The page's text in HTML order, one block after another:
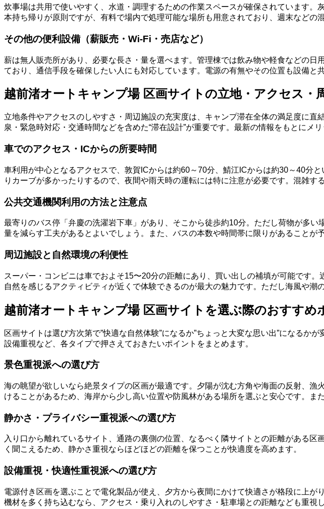
炊事場は共用で使いやすく、水道・調理するための作業スペースが確保されています
本持ち帰りが原則ですが、有料で場内で処理可能な場所も用意されており、週末などの
その他の便利設備（薪販売・Wi-Fi・売店など）
薪は無人販売所があり、必要な長さ・量を選べます。管理棟では飲み物や軽食などの
ており、通信手段を確保したい人にも対応しています。電源の有無やその位置も設備と
越前渚オートキャンプ場 区画サイトの立地・アクセス・
立地条件やアクセスのしやすさ・周辺施設の充実度は、キャンプ滞在全体の満足度に
泉・緊急時対応・交通時間などを含めた“滞在設計”が重要です。最新の情報をもとにメ
車でのアクセス・ICからの所要時間
車利用が中心となるアクセスで、敦賀ICからは約60～70分、鯖江ICからは約30～40分
りカーブが多かったりするので、夜間や雨天時の運転には特に注意が必要です。混雑す
公共交通機関利用の方法と注意点
最寄りのバス停「弁慶の洗濯岩下車」があり、そこから徒歩約10分。ただし荷物が多
量を減らす工夫があるとよいでしょう。また、バスの本数や時間帯に限りがあることが
周辺施設と自然環境の利便性
スーパー・コンビニは車でおよそ15〜20分の距離にあり、買い出しの補填が可能です
自然を感じるアクティビティが近くで体験できるのが最大の魅力です。ただし海風や
越前渚オートキャンプ場 区画サイトを選ぶ際のおすすめ
区画サイトは選び方次第で”快適な自然体験”になるか”ちょっと大変な思い出”になるか
設備重視など、各タイプで押さえておきたいポイントをまとめます。
景色重視派への選び方
海の眺望が欲しいなら絶景タイプの区画が最適です。夕陽が沈む方角や海面の反射、
けることがあるため、海岸から少し高い位置や防風林がある場所を選ぶと安心です。ま
静かさ・プライバシー重視派への選び方
入り口から離れているサイト、通路の裏側の位置、なるべく隣サイトとの距離がある
く聞こえるため、静かさ重視ならほどほどの距離を保つことが快適度を高めます。
設備重視・快適性重視派への選び方
電源付き区画を選ぶことで電化製品が使え、夕方から夜間にかけて快適さが格段に上
機材を多く持ち込むなら、アクセス・乗り入れのしやすさ・駐車場との距離なども重視